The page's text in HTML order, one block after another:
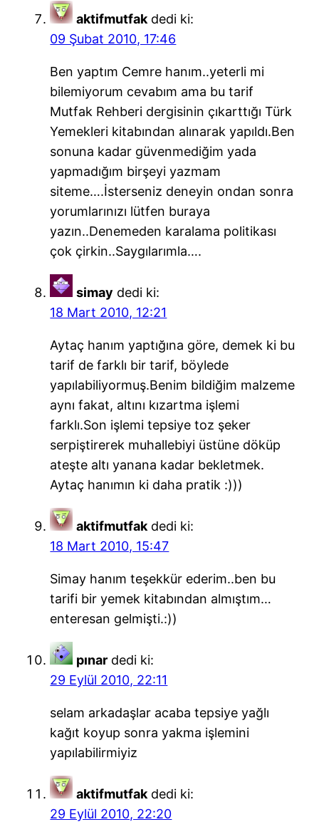
aktifmutfak dedi ki:
09 Şubat 2010, 17:46
Ben yaptım Cemre hanım..yeterli mi
bilemiyorum cevabım ama bu tarif
Mutfak Rehberi dergisinin çıkarttığı Türk
Yemekleri kitabından alınarak yapıldı.Ben
sonuna kadar güvenmediğim yada
yapmadığım birşeyi yazmam
siteme….İsterseniz deneyin ondan sonra
yorumlarınızı lütfen buraya
yazın..Denemeden karalama politikası
çok çirkin..Saygılarımla….
simay dedi ki:
18 Mart 2010, 12:21
Aytaç hanım yaptığına göre, demek ki bu
tarif de farklı bir tarif, böylede
yapılabiliyormuş.Benim bildiğim malzeme
aynı fakat, altını kızartma işlemi
farklı.Son işlemi tepsiye toz şeker
serpiştirerek muhallebiyi üstüne döküp
ateşte altı yanana kadar bekletmek.
Aytaç hanımın ki daha pratik :)))
aktifmutfak dedi ki:
18 Mart 2010, 15:47
Simay hanım teşekkür ederim..ben bu
tarifi bir yemek kitabından almıştım…
enteresan gelmişti.:))
pınar dedi ki:
29 Eylül 2010, 22:11
selam arkadaşlar acaba tepsiye yağlı
kağıt koyup sonra yakma işlemini
yapılabilirmiyiz
aktifmutfak dedi ki:
29 Eylül 2010, 22:20